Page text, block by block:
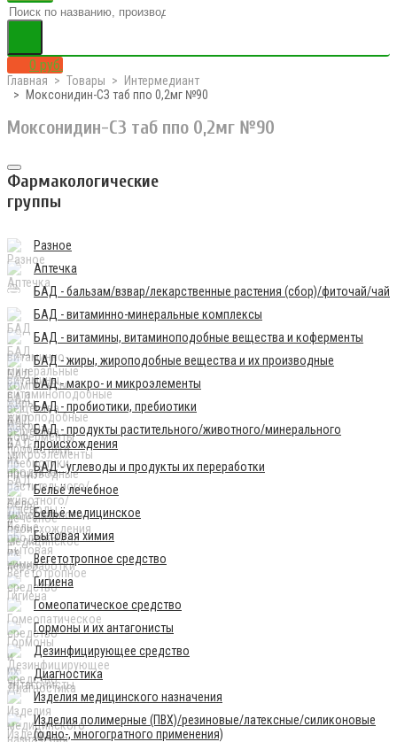
0 руб.
Главная Товары
Интермедиант
Моксонидин-СЗ таб ппо 0,2мг №90
Моксонидин-СЗ таб ппо 0,2мг №90
Фармакологические
группы
Разное
Аптечка
БАД - бальзам/взвар/лекарственные растения (сбор)/фиточай/чай
БАД - витаминно-минеральные комплексы
БАД - витамины, витаминоподобные вещества и коферменты
БАД - жиры, жироподобные вещества и их производные
БАД - макро- и микроэлементы
БАД - пробиотики, пребиотики
БАД - продукты растительного/животного/минерального
происхождения
БАД - углеводы и продукты их переработки
Бельё лечебное
Бельё медицинское
Бытовая химия
Вегетотропное средство
Гигиена
Гомеопатическое средство
Гормоны и их антагонисты
Дезинфицирующее средство
Диагностика
Изделия медицинского назначения
Изделия полимерные (ПВХ)/резиновые/латексные/силиконовые
(одно-, многогратного применения)